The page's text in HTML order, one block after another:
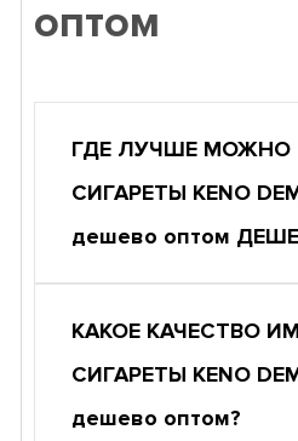
оптом
ГДЕ ЛУЧШЕ МОЖНО
СИГАРЕТЫ KENO
дешево оптом
КАКОЕ КАЧЕСТВО
СИГАРЕТЫ KENO
дешево оптом?